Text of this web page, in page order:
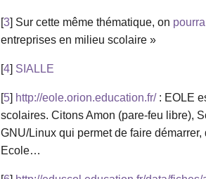
[3] Sur cette même thématique, on
entreprises en milieu scolaire »
[4] SIALLE
[5] http://eole.orion.education.fr/: EOLE
scolaires. Citons Amon (pare-feu libre),
GNU/Linux qui permet de faire
Ecole…